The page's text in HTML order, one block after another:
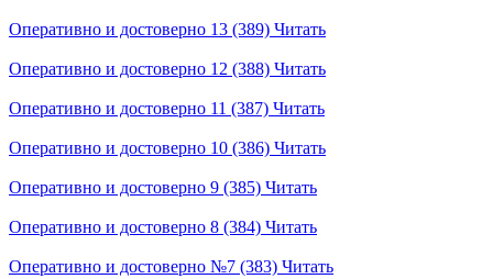
Оперативно и достоверно 13 (389) Читать
Оперативно и достоверно 12 (388) Читать
Оперативно и достоверно 11 (387) Читать
Оперативно и достоверно 10 (386) Читать
Оперативно и достоверно 9 (385) Читать
Оперативно и достоверно 8 (384) Читать
Оперативно и достоверно №7 (383) Читать